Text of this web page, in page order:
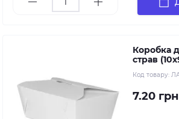
Коробка
страв
Код товару:
7.20 грн